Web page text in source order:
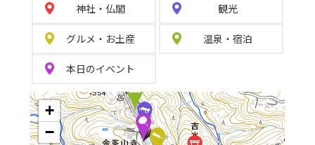
神社 ・ 仏閣 観光
グルメ ・ お土産 温泉 ・宿泊
本日のイベント
+
−